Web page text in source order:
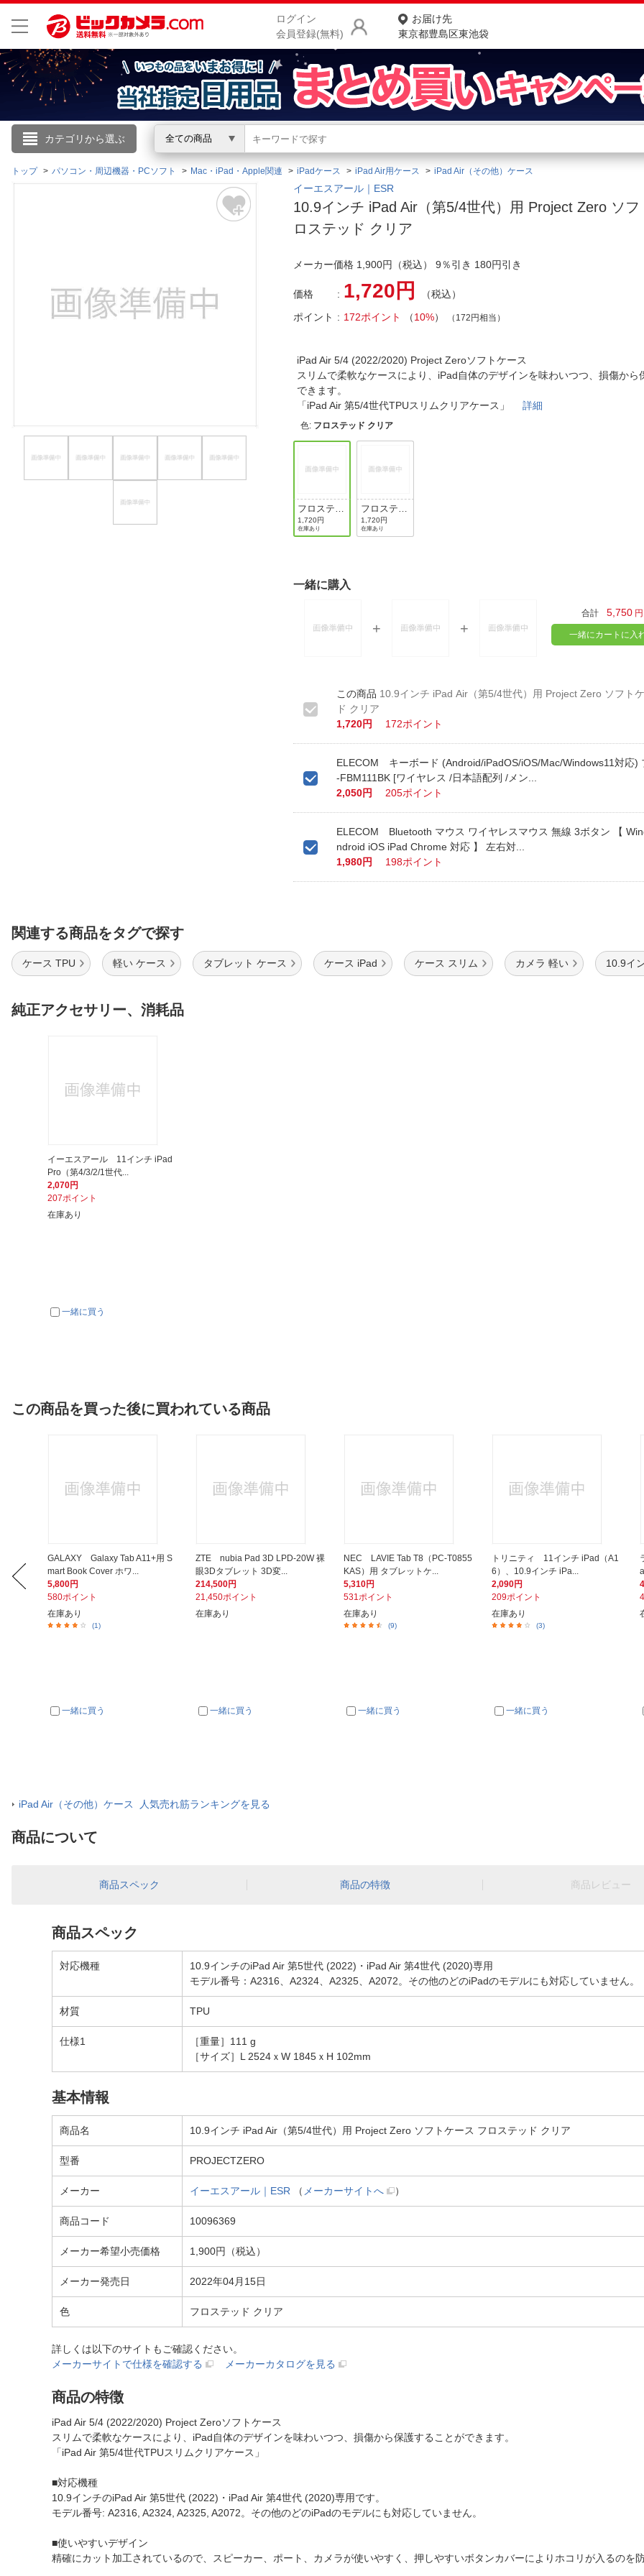
ログイン
会員登録(無料)
お届け先
東京都豊島区東池袋
カテゴリから選ぶ 全ての商品
こんにちは
ログイン
閲覧履歴
商品をさがす
ランキングからさがす
カテゴリ一覧からさがす
お客様サポート
ご利用ガイド
ご利用規約
トップ パソコン・周辺機器・PCソフト Mac・iPad・Apple関連 iPadケース iPad Air用ケース iPad Air（その他）ケース
イーエスアール｜ESR
10.9インチ iPad Air（第5/4世代）用 Project Zero ソ
ロステッド クリア
メーカー価格 1,900円（税込） 9％引き 180円引き
価格 1,720円
（税込）
ポイント
172ポイント （10%） （172円相当）
iPad Air 5/4 (2022/2020) Project Zeroソフトケース
スリムで柔軟なケースにより、iPad自体のデザインを味わいつつ、損傷から
できます。
「iPad Air 第5/4世代TPUスリムクリアケース」詳細
色: フロステッド クリア
フロステッ
ド クリア
1,720円
在庫あり
フロステッ
ド ブラッ
ク
1,720円
在庫あり
一緒に購入
合計 5,750 円
一緒にカートに入
10.9インチ iPad Air（第5/4世代）用 Project Zero ソフト
ド クリア
1,720円
172ポイント
ELECOM キーボード (Android/iPadOS/iOS/Mac/Windows11対応)
-FBM111BK [ワイヤレス /日本語配列 /メン...
2,050円
205ポイント
ELECOM Bluetooth マウス ワイヤレスマウス 無線 3ボタン 【
ndroid iOS iPad Chrome 対応 】 左右対...
1,980円
198ポイント
関連する商品をタグで探す
ケース TPU 軽い ケース タブレット ケース ケース iPad ケース スリム カメラ 軽い 10.9イ
純正アクセサリー、消耗品
イーエスアール 11インチ iPad
Pro（第4/3/2/1世代...
2,070円
207ポイント
在庫あり
一緒に買う
この商品を買った後に買われている商品
GALAXY Galaxy Tab A11+用 S
mart Book Cover ホワ...
5,800円
580ポイント
在庫あり
(1)
一緒に買う
ZTE nubia Pad 3D LPD-20W 裸
眼3Dタブレット 3D変...
214,500円
21,450ポイント
在庫あり
一緒に買う
NEC LAVIE Tab T8（PC-T0855
KAS）用 タブレットケ...
5,310円
531ポイント
在庫あり
(9)
一緒に買う
トリニティ 11インチ iPad（A1
6）、10.9インチ iPa...
2,090円
209ポイント
在庫あり
(3)
一緒に買う
iPad Air（その他）ケース 人気売れ筋ランキングを見る
商品について
商品スペック 商品の特徴 商品レビュー
商品スペック
対応機種
10.9インチのiPad Air 第5世代 (2022)・iPad Air 第4世代 (2020)専用
モデル番号：A2316、A2324、A2325、A2072。その他のどのiPadのモデルにも対応していません。
材質 TPU
仕様1
［重量］111 g
［サイズ］L 2524ｘW 1845ｘH 102mm
基本情報
商品名 10.9インチ iPad Air（第5/4世代）用 Project Zero ソフトケース フロステッド クリア
型番 PROJECTZERO
メーカー イーエスアール｜ESR （ メーカーサイトへ ）
商品コード 10096369
メーカー希望小売価格 1,900円（税込）
メーカー発売日 2022年04月15日
色 フロステッド クリア
詳しくは以下のサイトもご確認ください。
メーカーサイトで仕様を確認する
メーカーカタログを見る
商品の特徴
iPad Air 5/4 (2022/2020) Project Zeroソフトケース
スリムで柔軟なケースにより、iPad自体のデザインを味わいつつ、損傷から保護することができます。
「iPad Air 第5/4世代TPUスリムクリアケース」
■対応機種
10.9インチのiPad Air 第5世代 (2022)・iPad Air 第4世代 (2020)専用です。
モデル番号: A2316, A2324, A2325, A2072。その他のどのiPadのモデルにも対応していません。
■使いやすいデザイン
精確にカット加工されているので、スピーカー、ポート、カメラが使いやすく、押しやすいボタンカバーによりホコリが入るのを